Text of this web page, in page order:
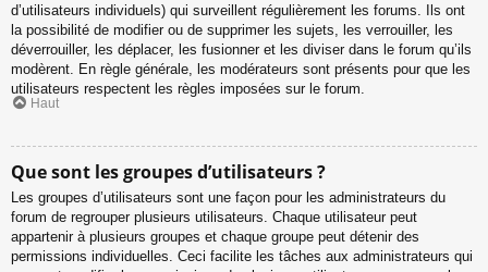
d’utilisateurs individuels) qui surveillent régulièrement les forums. Ils ont
la possibilité de modifier ou de supprimer les sujets, les verrouiller, les
déverrouiller, les déplacer, les fusionner et les diviser dans le forum qu’ils
modèrent. En règle générale, les modérateurs sont présents pour que les
utilisateurs respectent les règles imposées sur le forum.
Haut
Que sont les groupes d’utilisateurs ?
Les groupes d’utilisateurs sont une façon pour les administrateurs du
forum de regrouper plusieurs utilisateurs. Chaque utilisateur peut
appartenir à plusieurs groupes et chaque groupe peut détenir des
permissions individuelles. Ceci facilite les tâches aux administrateurs qui